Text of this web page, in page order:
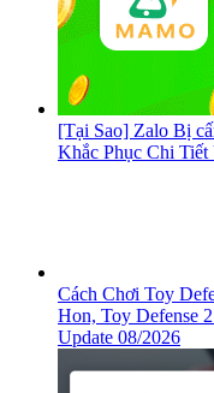
[Tại Sao] Zalo Bị
Khắc Phục Chi Tiết
Cách Chơi Toy
Hon, ‎Toy Defense
Update 08/2026